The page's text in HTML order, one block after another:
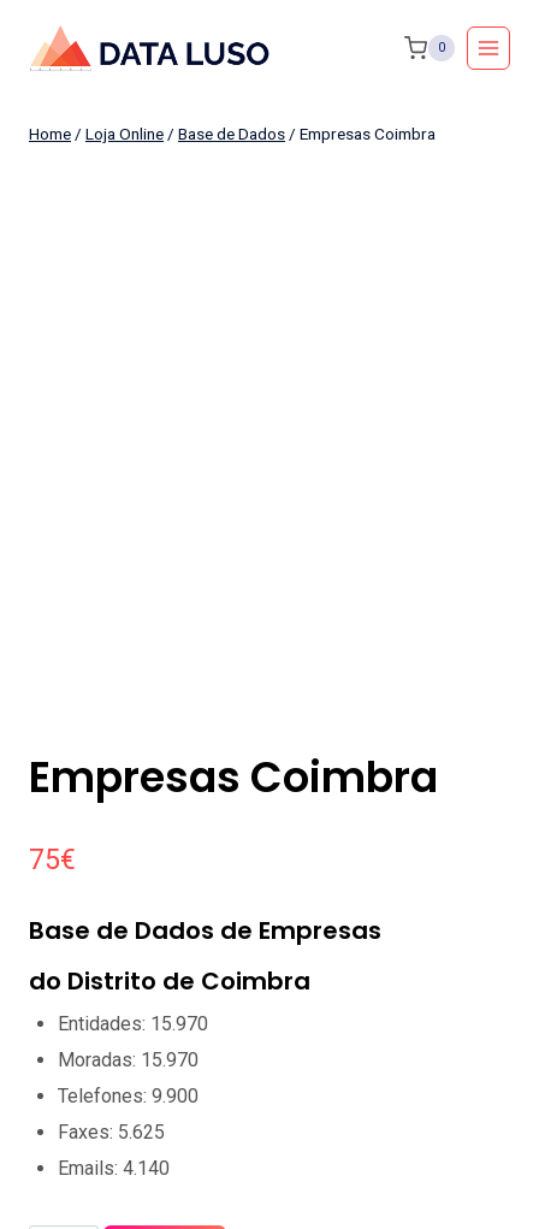
0
Home / Loja Online / Base de Dados / Empresas Coimbra
Empresas Coimbra
75€
Base de Dados de Empresas
do Distrito de Coimbra
Entidades: 15.970
Moradas: 15.970
Telefones: 9.900
Faxes: 5.625
Emails: 4.140